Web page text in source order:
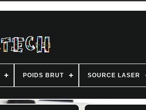
POIDS BRUT SOURCE LASER